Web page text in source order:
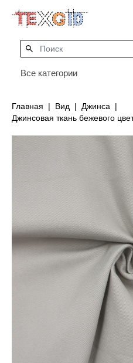
Все категории
Главная Вид
Джинса
Джинсовая ткань бежевого